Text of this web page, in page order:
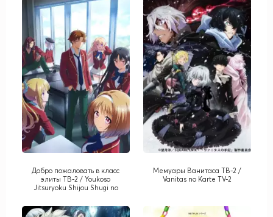
Добро пожаловать в класс
элиты ТВ-2 / Youkoso
Jitsuryoku Shijou Shugi no
Мемуары Ванитаса ТВ-2 /
Vanitas no Karte TV-2